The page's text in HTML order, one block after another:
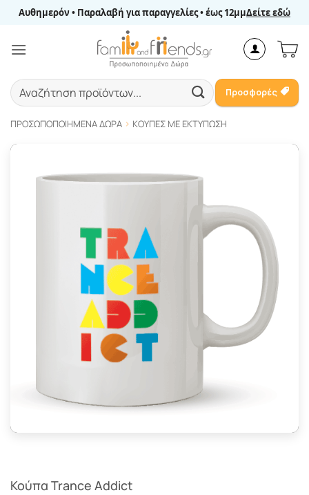
Μετάβαση
περιεχόμενο
Αυθημερόν • Παραλαβή για παραγγελίες • έως 12μμΔείτε εδώ
Αναζήτηση
για:
Προσφορές
ΠΡΟΣΩΠΟΠΟΙΗΜΈΝΑ ΔΏΡΑ ΚΟΎΠΕΣ ΜΕ ΕΚΤΎΠΩΣΗ
Κούπα Trance Addict